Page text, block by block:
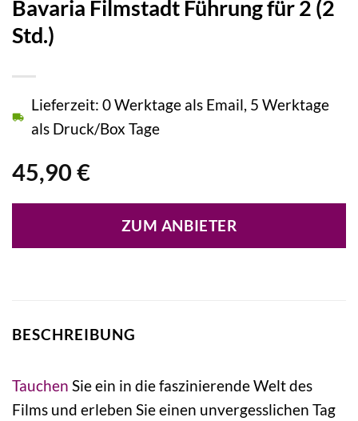
Bavaria Filmstadt Führung für 2 (2
Std.)
45,90 €
Lieferzeit: 0 Werktage als Email, 5 Werktage
als Druck/Box Tage
ZUM ANBIETER
BESCHREIBUNG
Tauchen Sie ein in die faszinierende Welt des
Films und erleben Sie einen unvergesslichen Tag